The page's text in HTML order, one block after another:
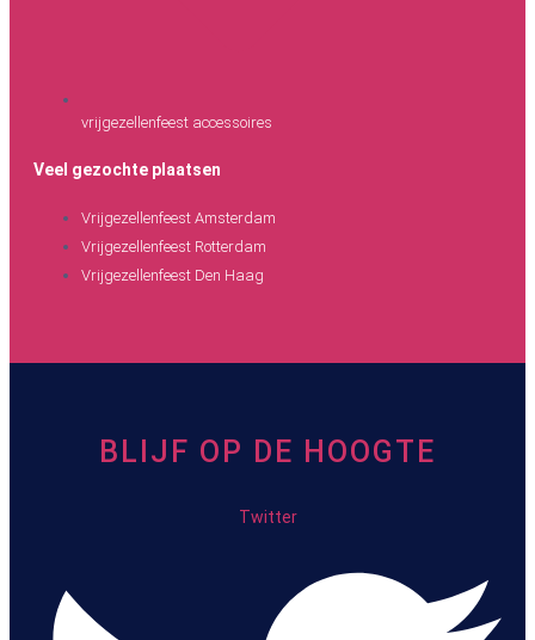
vrijgezellenfeest accessoires
Veel gezochte plaatsen
Vrijgezellenfeest Amsterdam
Vrijgezellenfeest Rotterdam
Vrijgezellenfeest Den Haag
BLIJF OP DE HOOGTE
Twitter